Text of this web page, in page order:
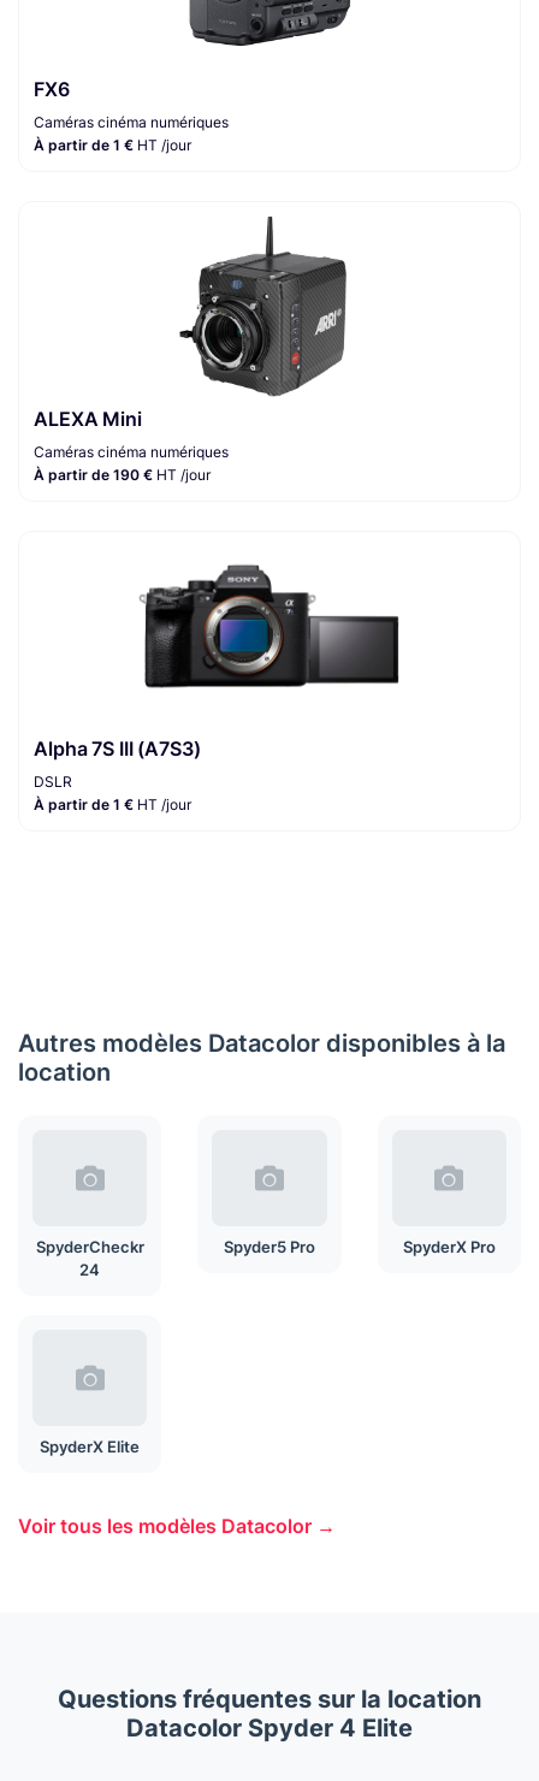
FX6
Caméras cinéma numériques
À partir de 1 € HT /jour
ALEXA Mini
Caméras cinéma numériques
À partir de 190 € HT /jour
Alpha 7S III (A7S3)
DSLR
À partir de 1 € HT /jour
Autres modèles Datacolor disponibles à la
location
SpyderCheckr
24
Spyder5 Pro SpyderX Pro
SpyderX Elite
Voir tous les modèles Datacolor →
Questions fréquentes sur la location
Datacolor Spyder 4 Elite